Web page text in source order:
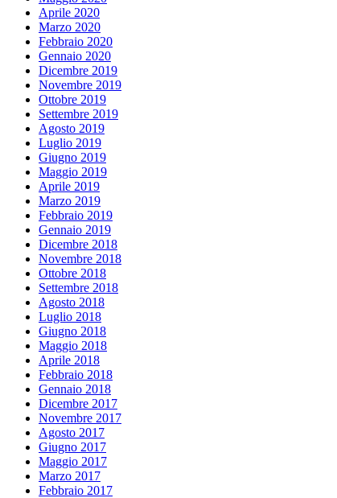
Aprile 2020
Marzo 2020
Febbraio 2020
Gennaio 2020
Dicembre 2019
Novembre 2019
Ottobre 2019
Settembre 2019
Agosto 2019
Luglio 2019
Giugno 2019
Maggio 2019
Aprile 2019
Marzo 2019
Febbraio 2019
Gennaio 2019
Dicembre 2018
Novembre 2018
Ottobre 2018
Settembre 2018
Agosto 2018
Luglio 2018
Giugno 2018
Maggio 2018
Aprile 2018
Febbraio 2018
Gennaio 2018
Dicembre 2017
Novembre 2017
Agosto 2017
Giugno 2017
Maggio 2017
Marzo 2017
Febbraio 2017